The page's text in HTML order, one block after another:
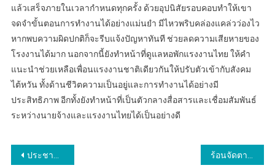
แล้วเสร็จภายในเวลากำหนดทุกครั้ง ด้วยอุปนิสัยรอบคอบทำให้เขา
จดจำขั้นตอนการทำงานได้อย่างแม่นยำ มีไหวพริบคล่องแคล่วว่องไว
หากพบความผิดปกติก็จะรีบแจ้งปัญหาทันที ช่วยลดความเสียหายของ
โรงงานได้มาก นอกจากนี้ยังทำหน้าที่ดูแลหอพักแรงงานไทย ให้คำ
แนะนำช่วยเหลือเพื่อนแรงงานชาติเดียวกันให้ปรับตัวเข้ากับสังคม
ไต้หวัน ทั้งด้านชีวิตความเป็นอยู่และการทำงานได้อย่างมี
ประสิทธิภาพ อีกทั้งยังทำหน้าที่เป็นตัวกลางสื่อสารและเชื่อมสัมพันธ์
ระหว่างนายจ้างและแรงงานไทยได้เป็นอย่างดี
แนะแนว
ประชาชนหลายรายร่ำไห้ ด้วยความปิติยินดี กล่าวขอบคุณพันตำรวจเอก ทวี สอดส่อง รัฐมนตรีว่าการกระทรวงยุติธรรม นำกรมคุ้มครองสิทธิฯ ร่วมกับกรมบังคับคดี กระทรวงยุติธรรม จัดงาน “มหกรรมแก้หนี้ สร้างวิถีแห่งความเป็นธรรม” ไกล่เกลี่ย